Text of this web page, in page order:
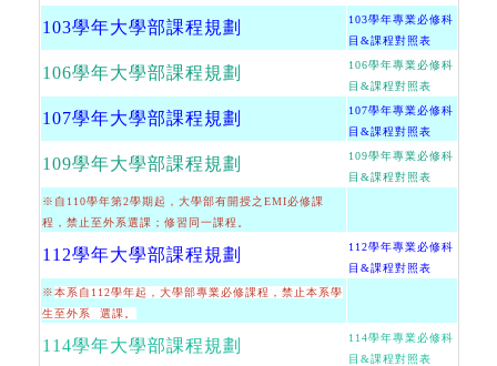
103學年大學部課程規劃
103學年專業必修科
目&課程對照表
106學年大學部課程規劃
106學年專業必修科
目&課程對照表
107學年大學部課程規劃
107學年專業必修科
目&課程對照表
109學年大學部課程規劃
109學年專業必修科
目&課程對照表
※ 自110學年第2學期起，大學部有開授之EMI必修課
程，禁止至外系選課；修習同一課程。
112學年大學部課程規劃
112學年專業必修科
目&課程對照表
※本系自112學年起，大學部專業必修課程，禁止本系學
生至外系 選課。
114學年大學部課程規劃
114學年專業必修科
目&課程對照表